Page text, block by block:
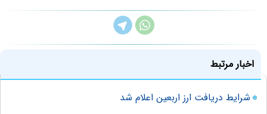
اخبار مرتبط
شرایط دریافت ارز اربعین اعلام شد